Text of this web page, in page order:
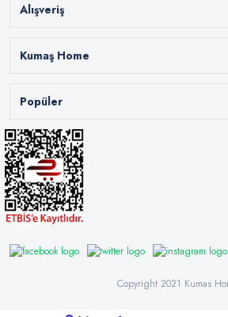
Alışveriş
Kumaş Home
Popüler
Copyright 2021 Kumas